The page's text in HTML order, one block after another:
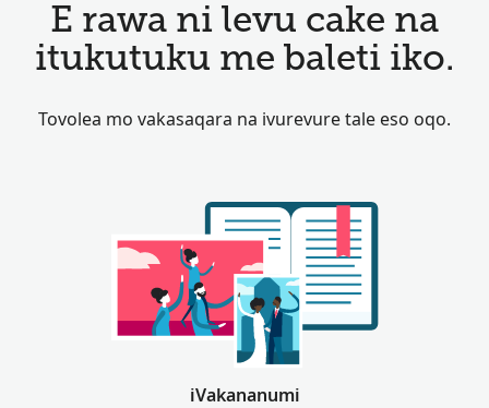
E rawa ni levu cake na
itukutuku me baleti iko.
Tovolea mo vakasaqara na ivurevure tale eso oqo.
iVakananumi